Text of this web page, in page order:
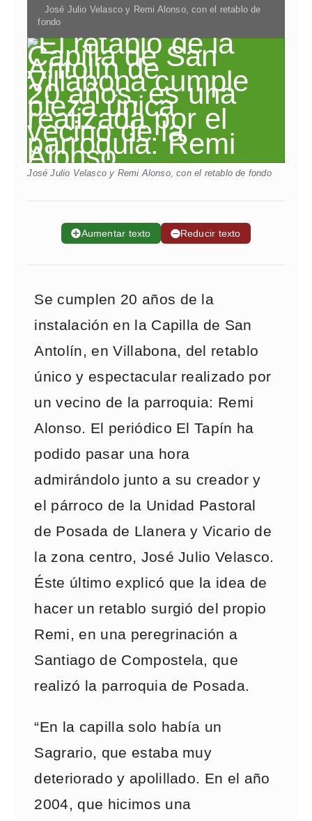
José Julio Velasco y Remi Alonso, con el retablo de
fondo
José Julio Velasco y Remi Alonso, con el retablo de fondo
➕Aumentar texto ➖Reducir texto
Se cumplen 20 años de la
instalación en la Capilla de San
Antolín, en Villabona, del retablo
único y espectacular realizado por
un vecino de la parroquia: Remi
Alonso. El periódico El Tapín ha
podido pasar una hora
admirándolo junto a su creador y
el párroco de la Unidad Pastoral
de Posada de Llanera y Vicario de
la zona centro, José Julio Velasco.
Éste último explicó que la idea de
hacer un retablo surgió del propio
Remi, en una peregrinación a
Santiago de Compostela, que
realizó la parroquia de Posada.
“En la capilla solo había un
Sagrario, que estaba muy
deteriorado y apolillado. En el año
2004, que hicimos una